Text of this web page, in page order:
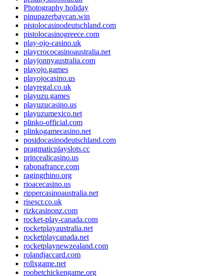
Photography holiday
pinupazerbaycan.win
pistolocasinodeutschland.com
pistolocasinogreece.com
play-ojo-casino.uk
playcrococasinoaustralia.net
playjonnyaustralia.com
playojo.games
playojocasino.us
playregal.co.uk
playuzu.games
playuzucasino.us
playuzumexico.net
plinko-official.com
plinkogamecasino.net
posidocasinodeutschland.com
pragmaticplayslots.cc
princealicasino.us
rabonafrance.com
ragingrhino.org
rioacecasino.us
rippercasinoaustralia.net
risescr.co.uk
rizkcasinonz.com
rocket-play-canada.com
rocketplayaustralia.net
rocketplaycanada.net
rocketplaynewzealand.com
rolandjaccard.com
rollxgame.net
roobetchickengame.org